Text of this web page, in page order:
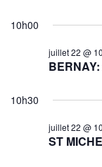
10h00
juillet 22 @
10h30
ST
juillet 22 @